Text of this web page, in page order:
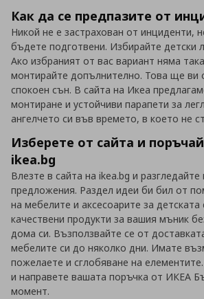
Как да се предпазите от
Никой не е застрахован от инциденти,
бъдете подготвени. Избирайте детски
Ако избраният от вас вариант няма
монтирайте допълнително. Това ще ви
спокоен сън. В сайта на Икеа
монтиране и устойчиви парапети за
ангелчето си във времето, в което не
Изберете от сайта и
ikea.bg
Влезте в сайта на ikea.bg и
предложения. Раздел идеи би бил от
на мебелите и аксесоарите за
качествени продукти за вашия мъник
дома си. Възползвайте се от
мебелите си до няколко дни. Имате
пожелаете и сглобяване на
и направете вашата поръчка от ИКЕА
момент.